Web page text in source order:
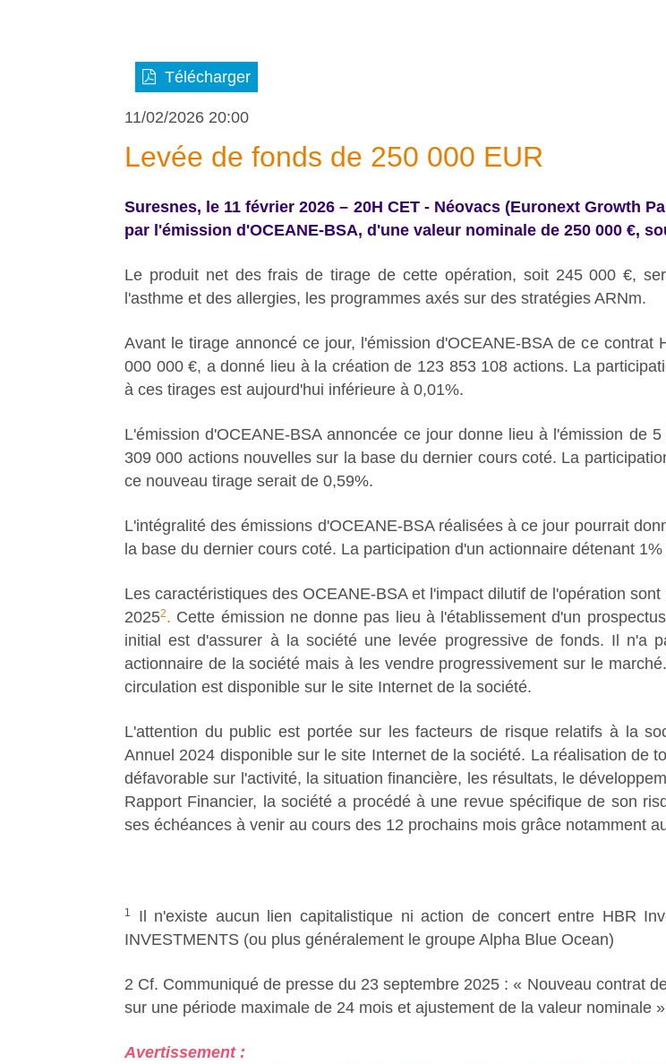
Télécharger
11/02/2026 20:00
Levée de fonds de 250 000 EUR
Suresnes, le 11 février 2026 – 20H CET - Néovacs (Euronext Growth
par l'émission d'OCEANE-BSA, d'une valeur nominale de 250 000 €,
Le produit net des frais de tirage de cette opération, soit 245 000 €,
l'asthme et des allergies, les programmes axés sur des stratégies ARNm.
Avant le tirage annoncé ce jour, l'émission d'OCEANE-BSA de ce
000 000 €, a donné lieu à la création de 123 853 108 actions. La
à ces tirages est aujourd'hui inférieure à 0,01%.
L'émission d'OCEANE-BSA annoncée ce jour donne lieu à l'émission de
309 000 actions nouvelles sur la base du dernier cours coté. La
ce nouveau tirage serait de 0,59%.
L'intégralité des émissions d'OCEANE-BSA réalisées à ce jour pourrait
la base du dernier cours coté. La participation d'un actionnaire détenant
Les caractéristiques des OCEANE-BSA et l'impact dilutif de l'opération
20252. Cette émission ne donne pas lieu à l'établissement d'un
initial est d'assurer à la société une levée progressive de fonds. Il n'a
actionnaire de la société mais à les vendre progressivement sur le
circulation est disponible sur le site Internet de la société.
L'attention du public est portée sur les facteurs de risque relatifs à la
Annuel 2024 disponible sur le site Internet de la société. La réalisation de
défavorable sur l'activité, la situation financière, les résultats, le
Rapport Financier, la société a procédé à une revue spécifique de son
ses échéances à venir au cours des 12 prochains mois grâce notamment
1
Il n'existe aucun lien capitalistique ni action de concert entre HBR
INVESTMENTS (ou plus généralement le groupe Alpha Blue Ocean)
2 Cf. Communiqué de presse du 23 septembre 2025 : « Nouveau contrat
sur une période maximale de 24 mois et ajustement de la valeur nominale »
Avertissement :